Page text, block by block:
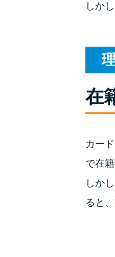
しかし
在
カー
で在
しか
ると、